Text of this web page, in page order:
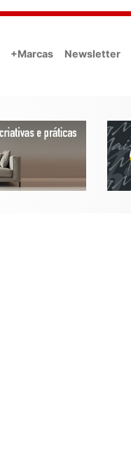
+Marcas Newsletter